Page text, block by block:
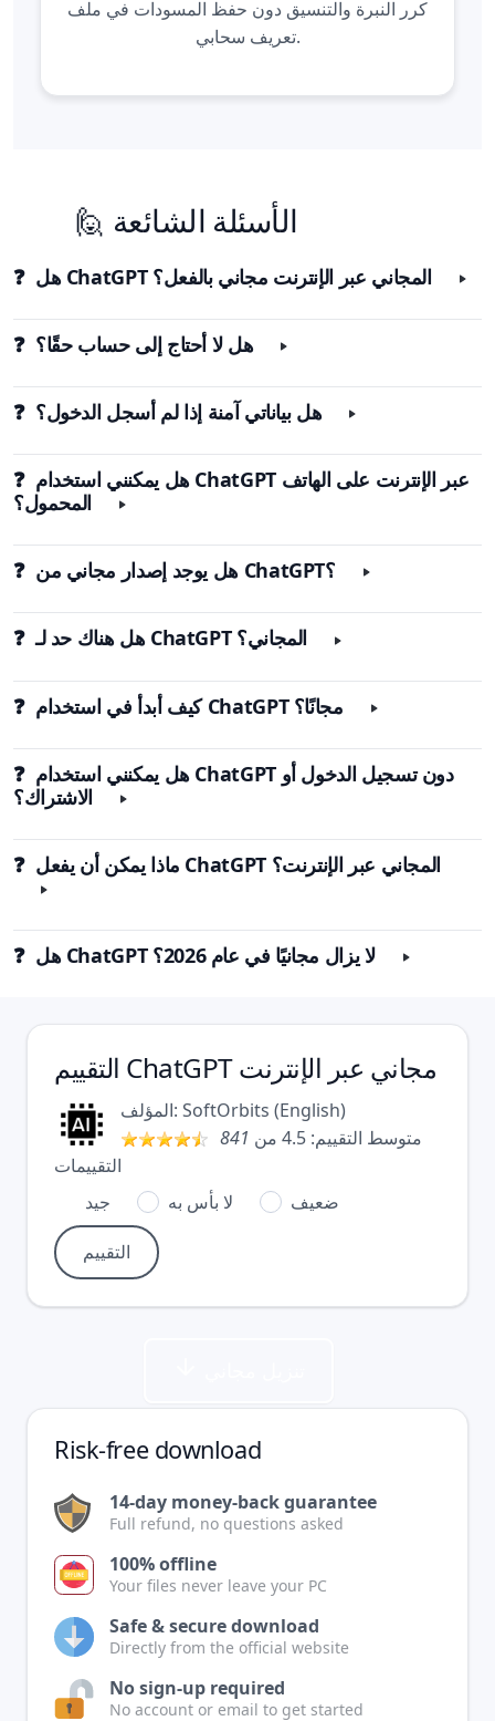
كرر النبرة والتنسيق دون حفظ المسودات في ملف
تعريف سحابي.
🙋 الأسئلة الشائعة
❓ هل ChatGPT المجاني عبر الإنترنت مجاني بالفعل؟
❓ هل لا أحتاج إلى حساب حقًا؟
❓ هل بياناتي آمنة إذا لم أسجل الدخول؟
❓ هل يمكنني استخدام ChatGPT عبر الإنترنت على الهاتف
المحمول؟
❓ هل يوجد إصدار مجاني من ChatGPT؟
❓ هل هناك حد لـ ChatGPT المجاني؟
❓ كيف أبدأ في استخدام ChatGPT مجانًا؟
❓ هل يمكنني استخدام ChatGPT دون تسجيل الدخول أو
الاشتراك؟
❓ ماذا يمكن أن يفعل ChatGPT المجاني عبر الإنترنت؟
❓ هل ChatGPT لا يزال مجانيًا في عام 2026؟
ChatGPT مجاني عبر الإنترنت
المؤلف: SoftOrbits (English)
متوسط التقييم: 4.5 من 841
التقييمات
جيد
لا بأس به ضعيف
Risk-free download
14-day money-back guarantee
Full refund, no questions asked
100% offline
Your files never leave your PC
Safe & secure download
Directly from the official website
No sign-up required
No account or email to get started